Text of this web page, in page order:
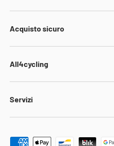
Acquisto sicuro
All4cycling
Servizi
Metodi di pagamento accettati